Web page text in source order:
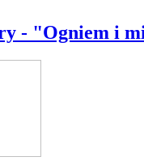
- "Ogniem i